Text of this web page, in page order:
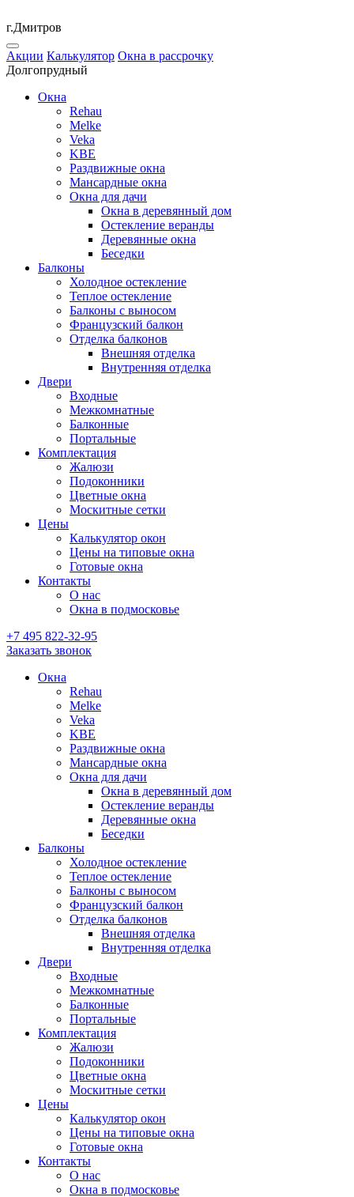
г.Дмитров
Акции Калькулятор Окна в рассрочку
Долгопрудный
Окна
Rehau
Melke
Veka
KBE
Раздвижные окна
Мансардные окна
Окна для дачи
Окна в деревянный дом
Остекление веранды
Деревянные окна
Беседки
Балконы
Холодное остекление
Теплое остекление
Балконы с выносом
Французский балкон
Отделка балконов
Внешняя отделка
Внутренняя отделка
Двери
Входные
Межкомнатные
Балконные
Портальные
Комплектация
Жалюзи
Подоконники
Цветные окна
Москитные сетки
Цены
Калькулятор окон
Цены на типовые окна
Готовые окна
Контакты
О нас
Окна в подмосковье
+7 495 822-32-95
Заказать звонок
Окна
Rehau
Melke
Veka
KBE
Раздвижные окна
Мансардные окна
Окна для дачи
Окна в деревянный дом
Остекление веранды
Деревянные окна
Беседки
Балконы
Холодное остекление
Теплое остекление
Балконы с выносом
Французский балкон
Отделка балконов
Внешняя отделка
Внутренняя отделка
Двери
Входные
Межкомнатные
Балконные
Портальные
Комплектация
Жалюзи
Подоконники
Цветные окна
Москитные сетки
Цены
Калькулятор окон
Цены на типовые окна
Готовые окна
Контакты
О нас
Окна в подмосковье